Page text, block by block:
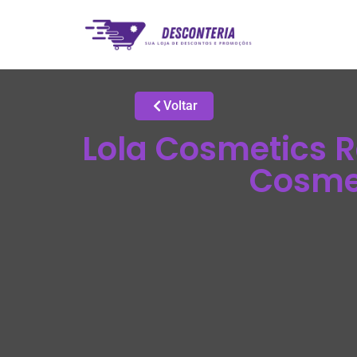
Voltar
Lola Cosmetics